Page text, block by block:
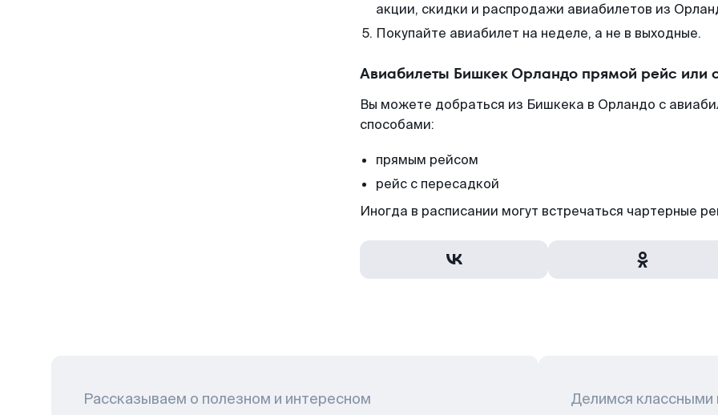
акции, скидки и распродажи авиабилетов из
Покупайте авиабилет на неделе, а не в выходные.
Авиабилеты Бишкек Орландо прямой рейс или
Вы можете добраться из Бишкека в Орландо с
способами:
прямым рейсом
рейс с пересадкой
Иногда в расписании могут встречаться чартерные
Рассказываем о полезном и интересном Делимся классными